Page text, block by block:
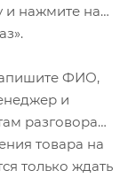
и нажмите на
ФИО,
и
разговора
товара на
только ждать